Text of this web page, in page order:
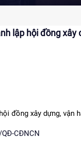
lập hội đồng
đồng xây dựng,
CĐNCN